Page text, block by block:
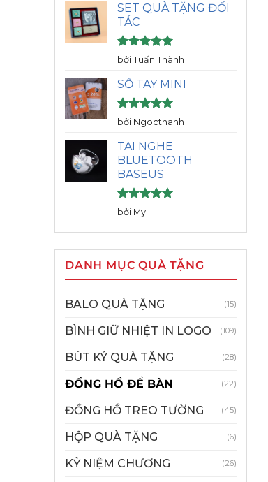
sao
SET QUÀ TẶNG ĐỐI
TÁC
Được xếp
sao
bởi Tuấn Thành
SỔ TAY MINI
Được xếp
hạng5
sao
bởi Ngocthanh
TAI NGHE
BLUETOOTH
BASEUS
Được xếp
hạng
sao
bởi My
DANH MỤC QUÀ TẶNG
BALO QUÀ TẶNG (15)
BÌNH GIỮ NHIỆT IN LOGO (109)
BÚT KÝ QUÀ TẶNG (28)
ĐỒNG HỒ ĐỂ BÀN (22)
ĐỒNG HỒ TREO TƯỜNG (45)
HỘP QUÀ TẶNG (6)
KỶ NIỆM CHƯƠNG (26)